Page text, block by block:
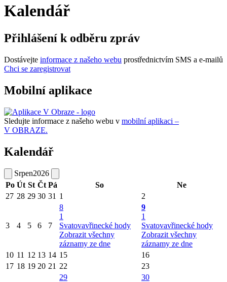
Kalendář
Přihlášení k odběru zpráv
Dostávejte informace z našeho webu prostřednictvím SMS a e-mailů
Chci se zaregistrovat
Mobilní aplikace
Sledujte informace z našeho webu v mobilní aplikaci –
V OBRAZE.
Kalendář
Srpen2026
Po Út St Čt Pá So
Ne
27 28 29 30 31 1 2
3 4 5 6 7
8
1
Svatovavřinecké hody
Zobrazit všechny
záznamy ze dne
9
1
Svatovavřinecké hody
Zobrazit všechny
záznamy ze dne
10 11 12 13 14 15
16
17 18 19 20 21 22
23
29
30